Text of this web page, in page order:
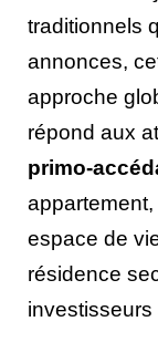
traditionnels
annonces,
approche
répond aux
primo-
espace de
résidence
investisseurs